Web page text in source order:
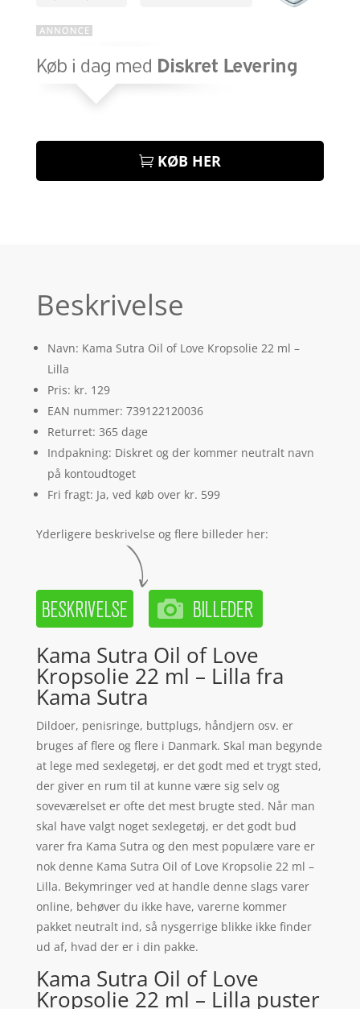
KØB HER
Beskrivelse
Navn: Kama Sutra Oil of Love Kropsolie 22 ml –
Lilla
Pris: kr. 129
EAN nummer: 739122120036
Returret: 365 dage
Indpakning: Diskret og der kommer neutralt navn
på kontoudtoget
Fri fragt: Ja, ved køb over kr. 599
Yderligere beskrivelse og flere billeder her:
Kama Sutra Oil of Love
Kropsolie 22 ml – Lilla fra
Kama Sutra
Dildoer, penisringe, buttplugs, håndjern osv. er
bruges af flere og flere i Danmark. Skal man begynde
at lege med sexlegetøj, er det godt med et trygt sted,
der giver en rum til at kunne være sig selv og
soveværelset er ofte det mest brugte sted. Når man
skal have valgt noget sexlegetøj, er det godt bud
varer fra Kama Sutra og den mest populære vare er
nok denne Kama Sutra Oil of Love Kropsolie 22 ml –
Lilla. Bekymringer ved at handle denne slags varer
online, behøver du ikke have, varerne kommer
pakket neutralt ind, så nysgerrige blikke ikke finder
ud af, hvad der er i din pakke.
Kama Sutra Oil of Love
Kropsolie 22 ml – Lilla puster